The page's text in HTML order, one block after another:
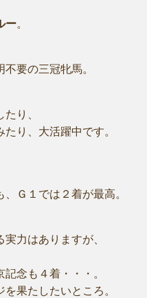
ー。
要の三冠牝馬。
り、
り、大活躍中です。
Ｇ１では２着が最高。
力はありますが、
念も４着・・・。
果たしたいところ。